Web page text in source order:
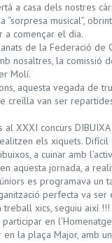
a casa dels nostres
musical”,
a començar el dia.
de la Federació
nosaltres, la
Molí.
aquesta vegada de
creïlla van ser
XXXI concurs DIBUIXA
els xiquets.
a cuinar amb
aquesta jornada, a
es programava un
perfecta va
treball xics, seguiu així !!!
en
en la plaça Major, amb